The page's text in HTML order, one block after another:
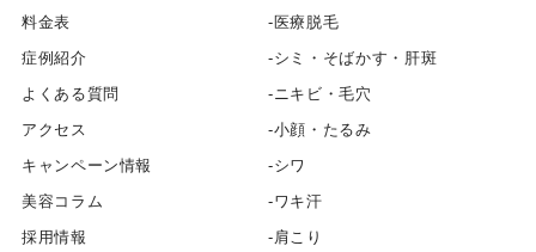
料金表
症例紹介
よくある質問
アクセス
キャンペーン情報
美容コラム
採用情報
医療脱毛
シミ・そばかす・肝斑
ニキビ・毛穴
小顔・たるみ
シワ
ワキ汗
肩こり